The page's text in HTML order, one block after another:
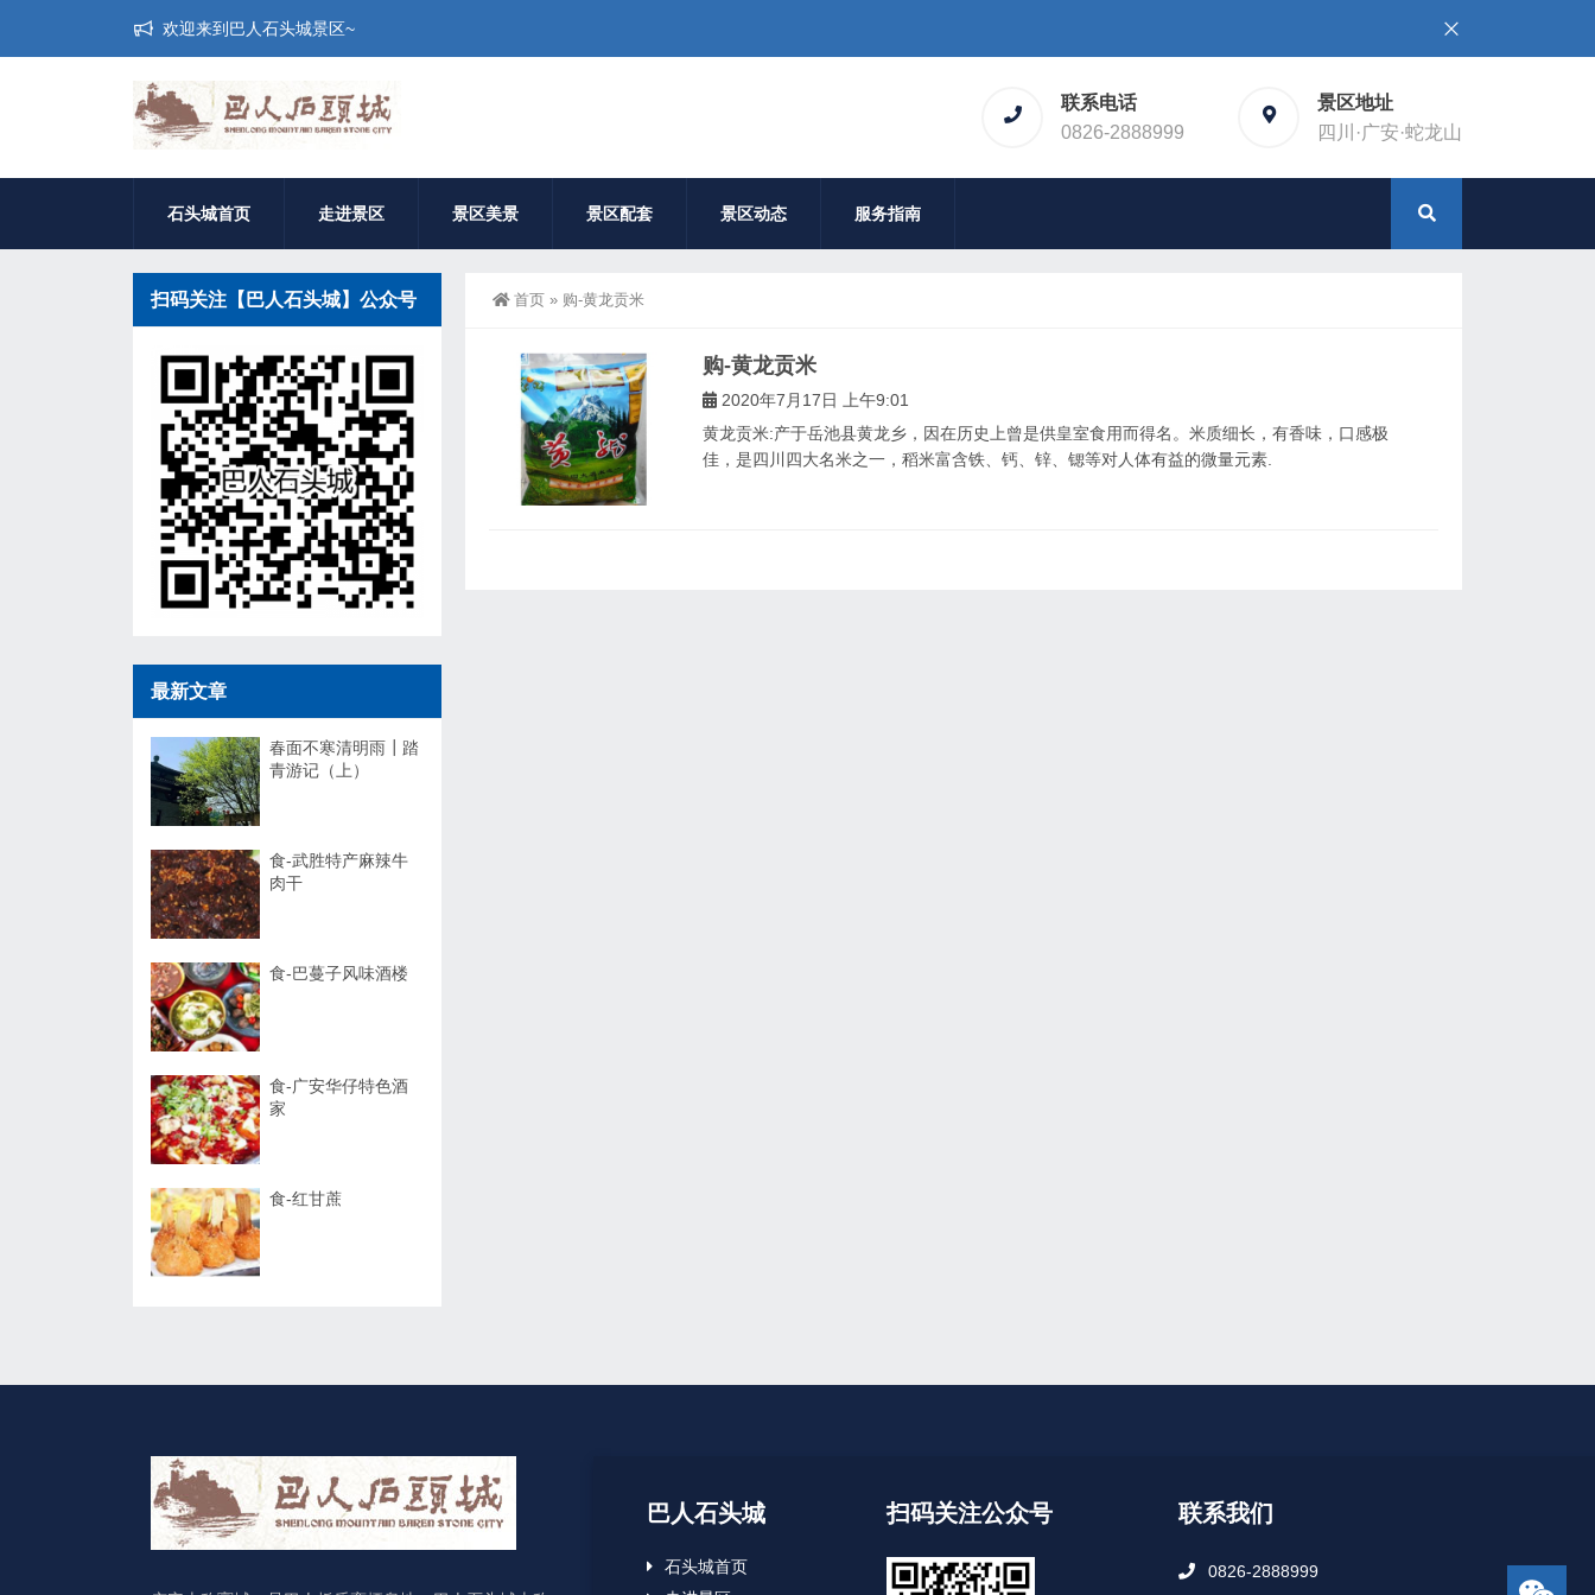
欢迎来到巴人石头城景区~
联系电话
0826-2888999
景区地址
四川·广安·蛇龙山
石头城首页 走进景区 景区美景 景区配套 景区动态 服务指南
首页 » 购-黄龙贡米
购-黄龙贡米
2020年7月17日 上午9:01
黄龙贡米:产于岳池县黄龙乡，因在历史上曾是供皇室食用而得名。米质细长，有香味，口感极
佳，是四川四大名米之一，稻米富含铁、钙、锌、锶等对人体有益的微量元素.
扫码关注【巴人石头城】公众号
最新文章
春面不寒清明雨┃踏
青游记（上）
食-武胜特产麻辣牛
肉干
食-巴蔓子风味酒楼
食-广安华仔特色酒
家
食-红甘蔗
巴人石头城
石头城首页
扫码关注公众号 联系我们
0826-2888999